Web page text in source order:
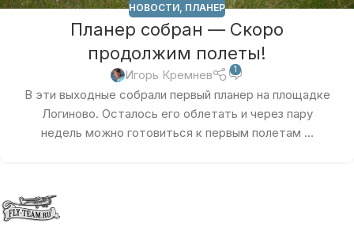
НОВОСТИ ПЛАНЕР
Планер собран — Скоро
продолжим полеты!
Игорь Кремнев 1
В эти выходные собрали первый планер на площадке
Логиново. Осталось его облетать и через пару
недель можно готовиться к первым полетам ...